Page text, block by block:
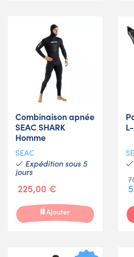
Combinaison apnée
SEAC SHARK
Homme
SEAC
Expédition sous 5
jours
225,00 €
Ajouter